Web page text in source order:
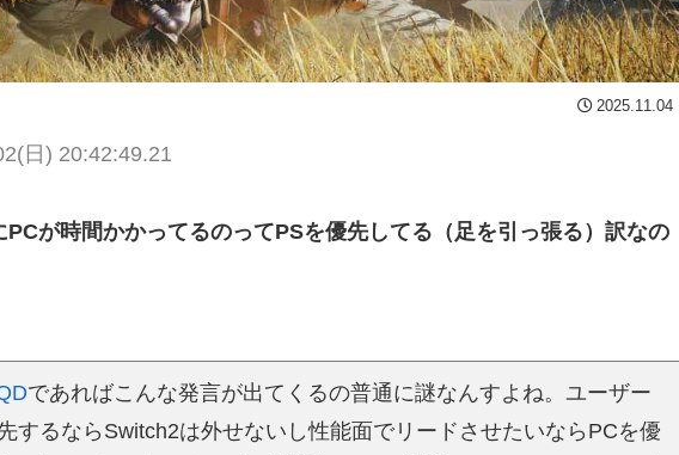
2025.11.04
日) 20:42:49.21
が時間かかってるのってPSを優先してる（足を引っ張る）訳なの
であればこんな発言が出てくるの普通に謎なんすよね。ユーザー
するならSwitch2は外せないし性能面でリードさせたいならPCを優